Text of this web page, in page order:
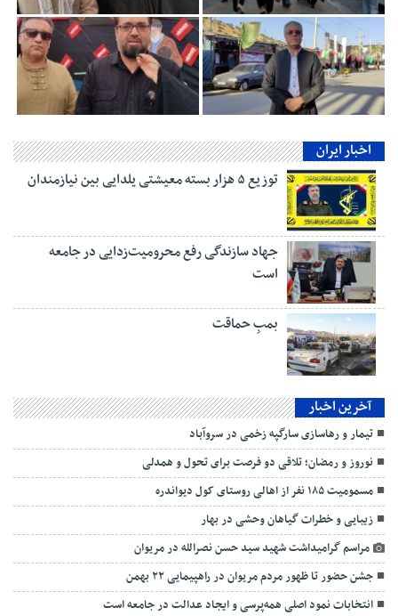
اخبار ایران
توزیع ۵ هزار بسته معیشتی یلدایی بین نیازمندان
جهاد سازندگی رفع محرومیت‌زدایی در جامعه
است
بمبِ حماقت
آخرین اخبار
تیمار و رهاسازی سارگپه زخمی در سروآباد
نوروز و رمضان؛ تلاقی دو فرصت برای تحول و همدلی
مسمومیت ۱۸۵ نفر از اهالی روستای کول دیواندره
زیبایی و خطرات گیاهان وحشی در بهار
مراسم گرامیداشت شهید سید حسن نصرالله در مریوان
جشن حضور تا ظهور مردم مریوان در راهپیمایی ۲۲ بهمن
انتخابات نمود اصلی همه‌پرسی و ایجاد عدالت در جامعه است